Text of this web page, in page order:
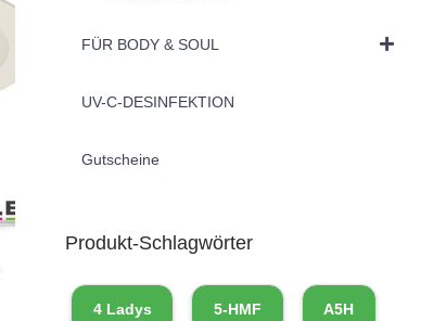
FÜR BODY & SOUL
UV-C-DESINFEKTION
Gutscheine
Produkt-Schlagwörter
4 Ladys 5-HMF A5H